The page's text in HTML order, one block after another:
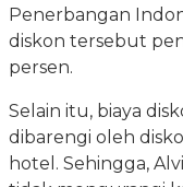
Penerbangan
diskon tersebut
persen.
Selain itu, biaya
dibarengi oleh
hotel. Sehingga,